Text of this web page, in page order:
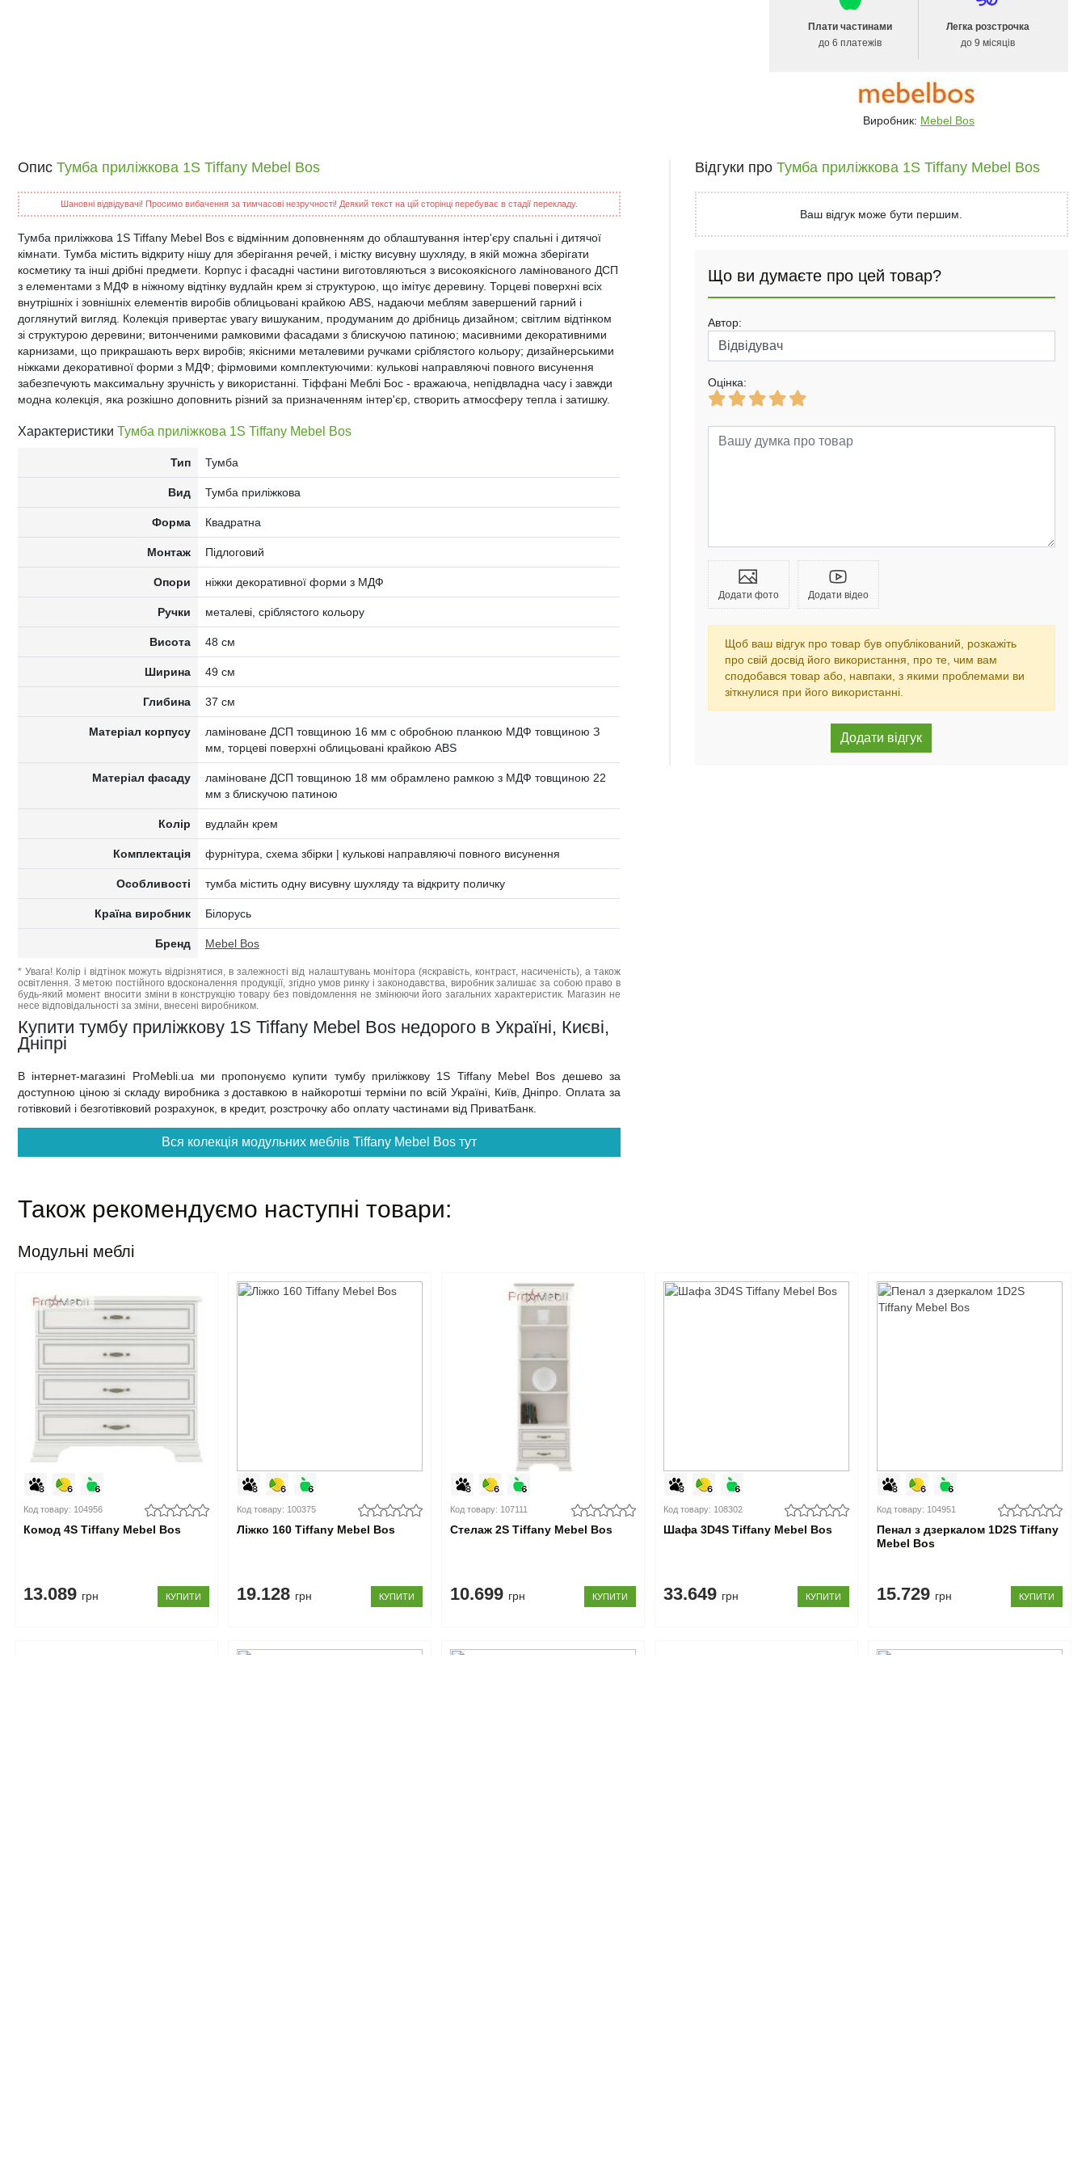
Плати частинами
до 6 платежів
Легка розстрочка
до 9 місяців
Виробник: Mebel Bos
Опис Тумба приліжкова 1S Tiffany Mebel Bos
Шановні відвідувачі! Просимо вибачення за тимчасові незручності! Деякий текст на цій сторінці перебуває в стадії перекладу.
Тумба приліжкова 1S Tiffany Mebel Bos є відмінним доповненням до облаштування інтер'єру спальні і дитячої
кімнати. Тумба містить відкриту нішу для зберігання речей, і містку висувну шухляду, в якій можна зберігати
косметику та інші дрібні предмети. Корпус і фасадні частини виготовляються з високоякісного ламінованого ДСП
з елементами з МДФ в ніжному відтінку вудлайн крем зі структурою, що імітує деревину. Торцеві поверхні всіх
внутрішніх і зовнішніх елементів виробів облицьовані крайкою ABS, надаючи меблям завершений гарний і
доглянутий вигляд. Колекція привертає увагу вишуканим, продуманим до дрібниць дизайном; світлим відтінком
зі структурою деревини; витонченими рамковими фасадами з блискучою патиною; масивними декоративними
карнизами, що прикрашають верх виробів; якісними металевими ручками сріблястого кольору; дизайнерськими
ніжками декоративної форми з МДФ; фірмовими комплектуючими: кулькові направляючі повного висунення
забезпечують максимальну зручність у використанні. Тіффані Меблі Бос - вражаюча, непідвладна часу і завжди
модна колекція, яка розкішно доповнить різний за призначенням інтер'єр, створить атмосферу тепла і затишку.
Характеристики Тумба приліжкова 1S Tiffany Mebel Bos
Тип Тумба
Вид Тумба приліжкова
Форма Квадратна
Монтаж Підлоговий
Опори ніжки декоративної форми з МДФ
Ручки металеві, сріблястого кольору
Висота 48 см
Ширина 49 см
Глибина 37 см
Матеріал корпусу
ламіноване ДСП товщиною 16 мм c обробною планкою МДФ товщиною З
мм, торцеві поверхні облицьовані крайкою ABS
Матеріал фасаду
ламіноване ДСП товщиною 18 мм обрамлено рамкою з МДФ товщиною 22
мм з блискучою патиною
Колір вудлайн крем
Комплектація фурнітура, схема збірки | кулькові направляючі повного висунення
Особливості тумба містить одну висувну шухляду та відкриту поличку
Країна виробник Білорусь
Бренд Mebel Bos
* Увага! Колір і відтінок можуть відрізнятися, в залежності від налаштувань монітора (яскравість, контраст, насиченість), а також
освітлення. З метою постійного вдосконалення продукції, згідно умов ринку і законодавства, виробник залишає за собою право в
будь-який момент вносити зміни в конструкцію товару без повідомлення не змінюючи його загальних характеристик. Магазин не
несе відповідальності за зміни, внесені виробником.
Купити тумбу приліжкову 1S Tiffany Mebel Bos недорого в Україні, Києві,
Дніпрі
В інтернет-магазині ProMebli.ua ми пропонуємо купити тумбу приліжкову 1S Tiffany Mebel Bos дешево за
доступною ціною зі складу виробника з доставкою в найкоротші терміни по всій Україні, Київ, Дніпро. Оплата за
готівковий і безготівковий розрахунок, в кредит, розстрочку або оплату частинами від ПриватБанк.
Вся колекція модульних меблів Tiffany Mebel Bos тут
Відгуки про Тумба приліжкова 1S Tiffany Mebel Bos
Ваш відгук може бути першим.
Що ви думаєте про цей товар?
Автор:
Оцінка:
Додати фото Додати відео
Щоб ваш відгук про товар був опублікований, розкажіть
про свій досвід його використання, про те, чим вам
сподобався товар або, навпаки, з якими проблемами ви
зіткнулися при його використанні.
Також рекомендуємо наступні товари:
Модульні меблі
Код товару: 104956
Комод 4S Tiffany Mebel Bos
13.089 грн КУПИТИ
Код товару: 100375
Ліжко 160 Tiffany Mebel Bos
19.128 грн КУПИТИ
Код товару: 107111
Стелаж 2S Tiffany Mebel Bos
10.699 грн КУПИТИ
Код товару: 108302
Шафа 3D4S Tiffany Mebel Bos
33.649 грн КУПИТИ
Код товару: 104951
Пенал з дзеркалом 1D2S Tiffany
Mebel Bos
15.729 грн КУПИТИ